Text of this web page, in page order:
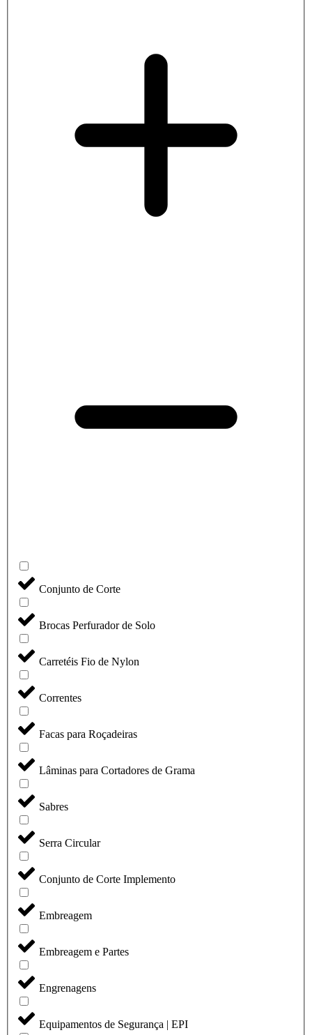
Conjunto de Corte
Brocas Perfurador de Solo
Carretéis Fio de Nylon
Correntes
Facas para Roçadeiras
Lâminas para Cortadores de Grama
Sabres
Serra Circular
Conjunto de Corte Implemento
Embreagem
Embreagem e Partes
Engrenagens
Equipamentos de Segurança | EPI